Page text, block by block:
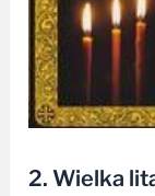
2. Wielka